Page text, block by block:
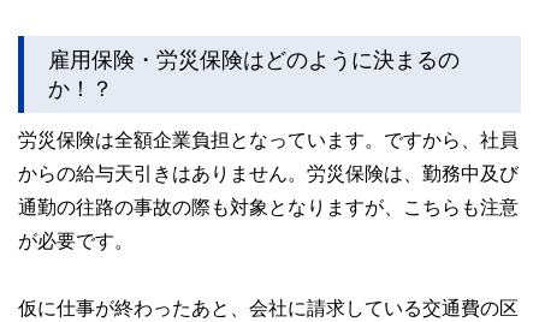
雇用保険・労災保険はどのように決まるの
か！？
労災保険は全額企業負担となっています。ですから、社員
からの給与天引きはありません。労災保険は、勤務中及び
通勤の往路の事故の際も対象となりますが、こちらも注意
が必要です。
仮に仕事が終わったあと、会社に請求している交通費の区